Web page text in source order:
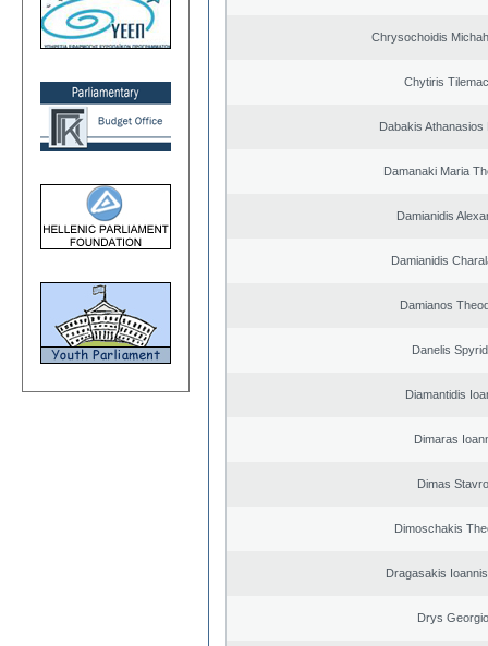
Chrysochoidis
Chytiris
Dabakis Athanasios
Damanaki Maria
Damianidis
Damianidis
Damianos
Danelis
Diamantidis
Dimaras
Dimas
Dimoschakis
Dragasakis
Drys